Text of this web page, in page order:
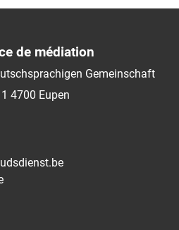
de médiation
Gemeinschaft
4700 Eupen